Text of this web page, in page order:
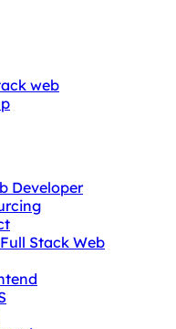
web
Developer
Stack Web